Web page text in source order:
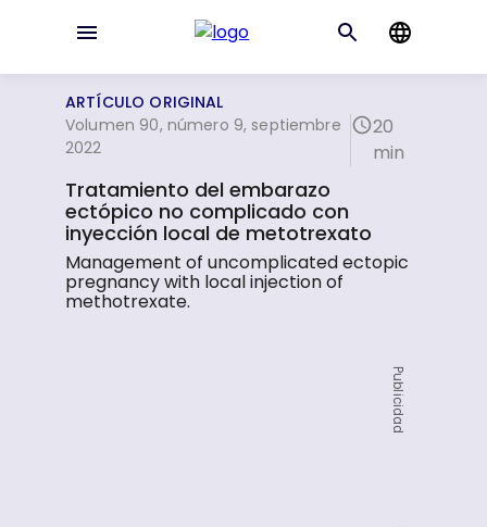
ARTÍCULO ORIGINAL
Volumen 90, número 9, septiembre
2022
20
min
Tratamiento del embarazo
ectópico no complicado con
inyección local de metotrexato
Management of uncomplicated ectopic
pregnancy with local injection of
methotrexate.
Publicidad